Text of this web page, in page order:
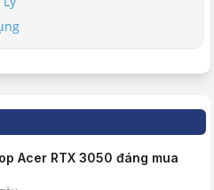
Acer RTX 3050 đáng mua